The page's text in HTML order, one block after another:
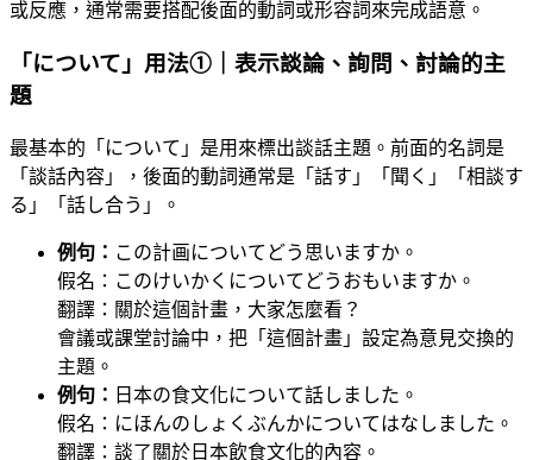
或反應，通常需要搭配後面的動詞或形容詞來完成語意。
「について」用法①｜表示談論、詢問、討論的主
題
最基本的「について」是用來標出談話主題。前面的名詞是
「談話內容」，後面的動詞通常是「話す」「聞く」「相談す
る」「話し合う」。
例句： この計画についてどう思いますか。
假名：このけいかくについてどうおもいますか。
翻譯：關於這個計畫，大家怎麼看？
會議或課堂討論中，把「這個計畫」設定為意見交換的
主題。
例句： 日本の食文化について話しました。
假名：にほんのしょくぶんかについてはなしました。
翻譯：談了關於日本飲食文化的內容。